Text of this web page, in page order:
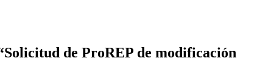
de ProREP de modificación